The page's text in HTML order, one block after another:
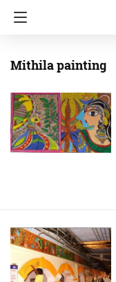
Mithila painting